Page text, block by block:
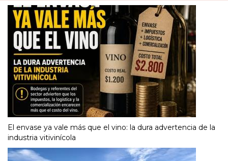
El envase ya vale más que el vino: la dura advertencia de la
industria vitivinícola